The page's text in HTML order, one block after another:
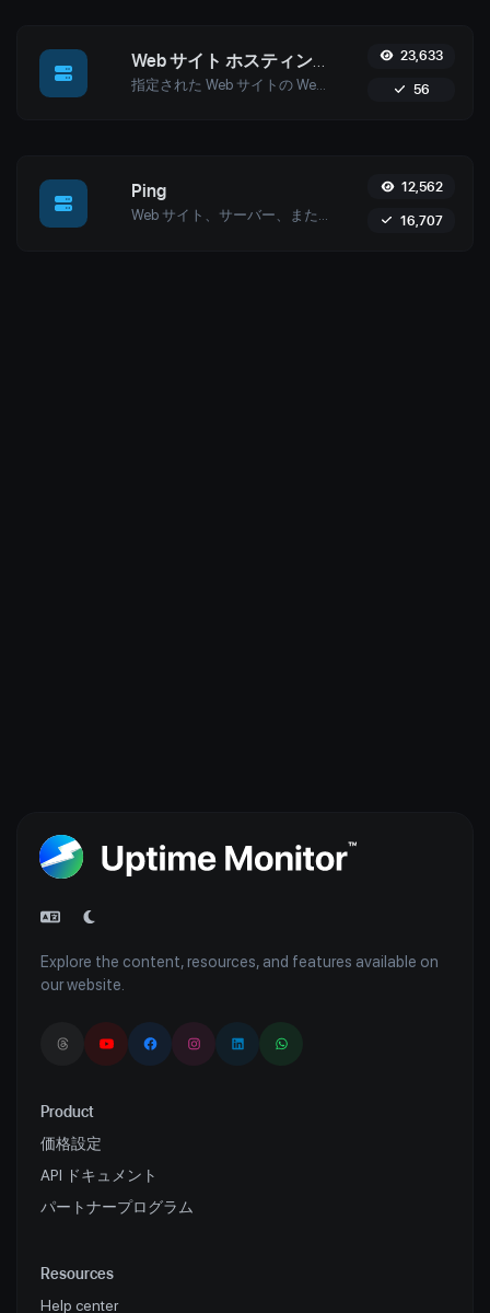
Web サイト ホスティング チェッカー 23,633
56
Ping
Web サイト、サーバー、またはポートに ping を実行します..
12,562
16,707
Explore the content, resources, and features available on
our website.
Product
価格設定
API ドキュメント
パートナープログラム
Resources
Help center